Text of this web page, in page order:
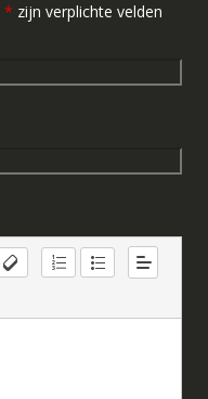
* zijn verplichte velden